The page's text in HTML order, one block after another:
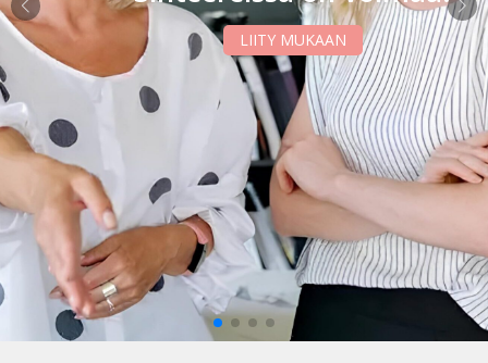
LIITY MUKAAN
TOIMINTA
TAPAHTUMAT
YHDISTYS